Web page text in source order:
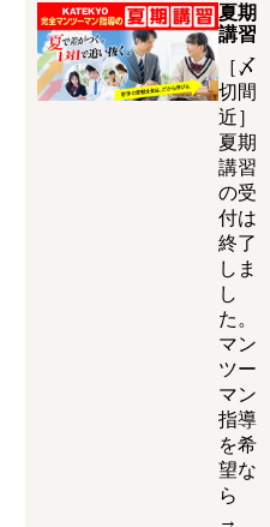
夏期
講習
［〆
切間
近］
夏期
講習
の受
付は
終了
しま
し
た。
マン
ツー
マン
指導
を希
望な
ら
→